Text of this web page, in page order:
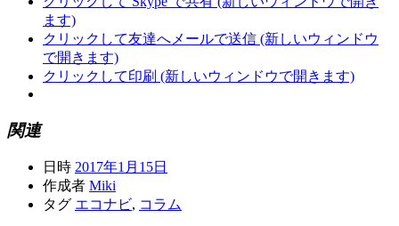
ます)
クリックして友達へメールで送信 (新しいウィンドウ
で開きます)
クリックして印刷 (新しいウィンドウで開きます)
関連
日時 2017年1月15日
作成者 Miki
タグ エコナビ, コラム